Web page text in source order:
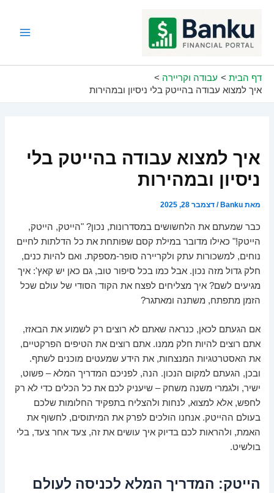
דף הבית
עבודה וקריירה
איך למצוא עבודה בהייטק בלי ניסיון ובמהירות
איך למצוא עבודה בהייטק בלי
ניסיון ובמהירות
מאתBanku
/דצמבר 28, 2025
כבר שמעתם את הלחשושים במסדרונות, נכון? "הייטק, הייטק,
הייטק!" כאילו מדובר במילת קסם שפותחת את כל הדלתות לחיים
נוחים, למשכורות עתק ולקריירה סופר-מספקת. ואם להיות כנים,
חלק גדול מזה נכון. אבל כמו בכל סיפור טוב, גם כאן יש קאץ': איך
מגיעים לשם? איך מצליחים לפצח את הקוד הסודי של עולם שכל
הזמן מתפתח, משתנה ומאתגר?
אם הגעתם לכאן, כנראה שאתם לא רוצים רק לשמוע את הבאזז,
אתם רוצים להיות חלק ממנו. אתם רוצים את הטיפים הפרקטיים,
את האסטרטגיות המנצחות, את הידע שמעטים מוכנים לשתף.
ובכן, הגעתם למקום הנכון. הנה, לפניכם המדריך המלא – פשוט,
ישיר, ולגמרי משנה משחק – שיעניק לכם את כל הכלים כדי לא רק
לחפש, אלא למצוא, לנחות ולהצליח בתפקיד החלומות שלכם
בעולם ההייטק. אנחנו הולכים לפרק את המיתוסים, לחשוף את
האמת, ולהראות לכם בדיוק איך עושים את זה, צעד אחר צעד, בלי
בולשיט.
הייטק: המדריך המלא לכניסה לעולם